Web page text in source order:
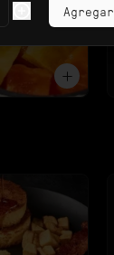
Agregar